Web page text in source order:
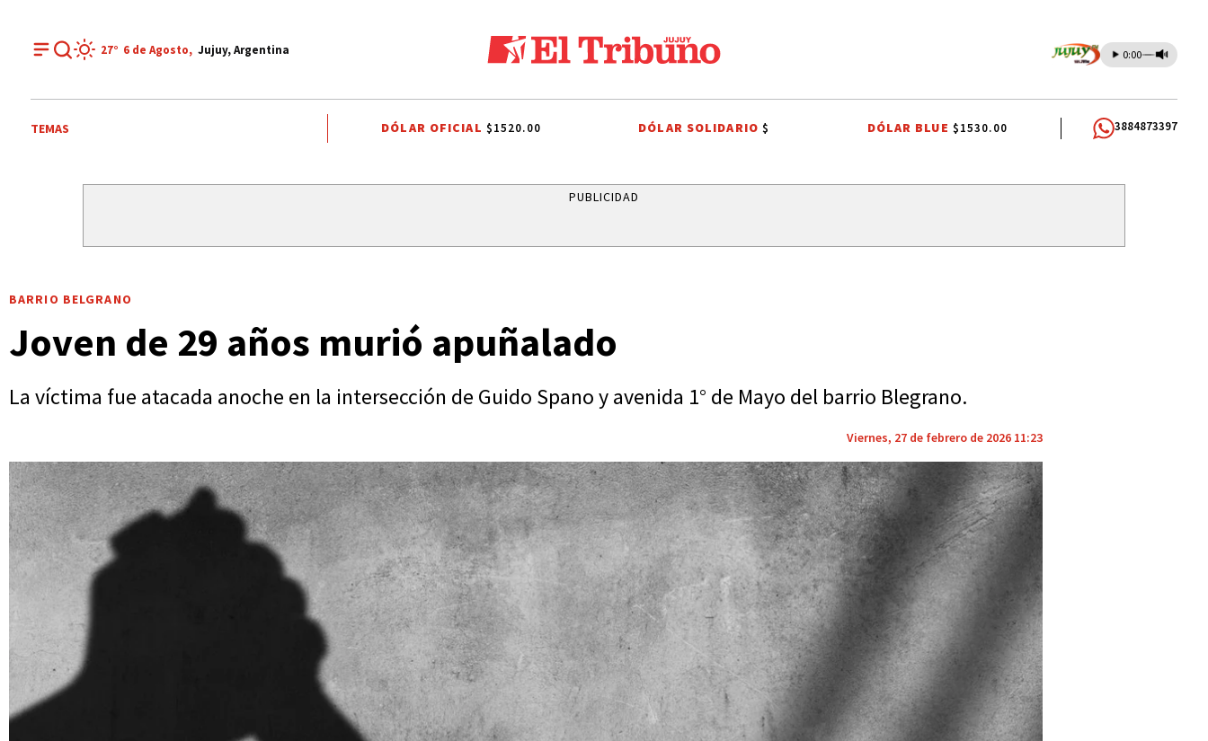
27° 6 de Agosto, Jujuy, Argentina 0:00
TEMAS DÓLAR OFICIAL $1520.00 DÓLAR SOLIDARIO$ DÓLAR BLUE $1530.00 3884873397
PUBLICIDAD
BARRIO BELGRANO
Joven de 29 años murió apuñalado
La víctima fue atacada anoche en la intersección de Guido Spano y avenida 1° de Mayo del barrio Blegrano.
Viernes, 27 de febrero de 2026 11:23